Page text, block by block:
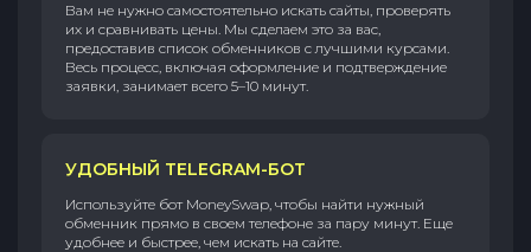
Вам не нужно самостоятельно искать сайты, проверять
их и сравнивать цены. Мы сделаем это за вас,
предоставив список обменников с лучшими курсами.
Весь процесс, включая оформление и подтверждение
заявки, занимает всего 5–10 минут.
УДОБНЫЙ TELEGRAM-БОТ
Используйте бот MoneySwap, чтобы найти нужный
обменник прямо в своем телефоне за пару минут. Еще
удобнее и быстрее, чем искать на сайте.